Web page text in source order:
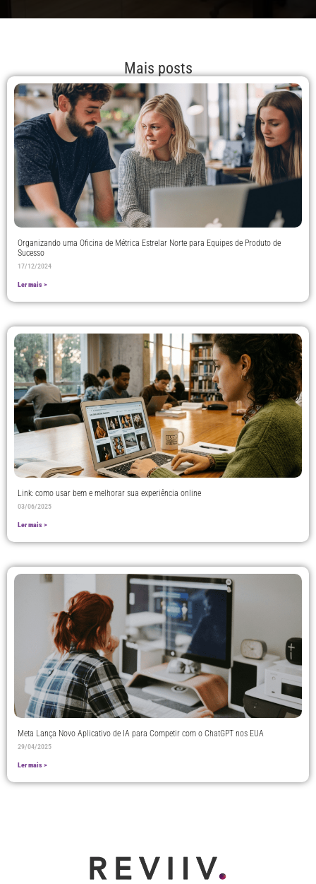
Mais posts
Organizando uma Oficina de Métrica Estrelar Norte para Equipes de Produto de
Sucesso
17/12/2024
Ler mais >
Link: como usar bem e melhorar sua experiência online
03/06/2025
Ler mais >
Meta Lança Novo Aplicativo de IA para Competir com o ChatGPT nos EUA
29/04/2025
Ler mais >